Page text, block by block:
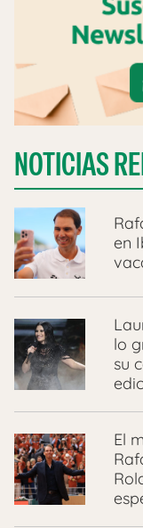
NOTICIAS
en
lo
su
El